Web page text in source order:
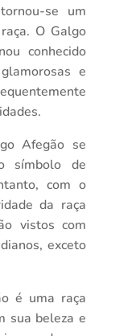
se um
O Galgo
conhecido
e
Afegão se
símbolo de
com o
da raça
vistos com
exceto
é uma raça
sua beleza e